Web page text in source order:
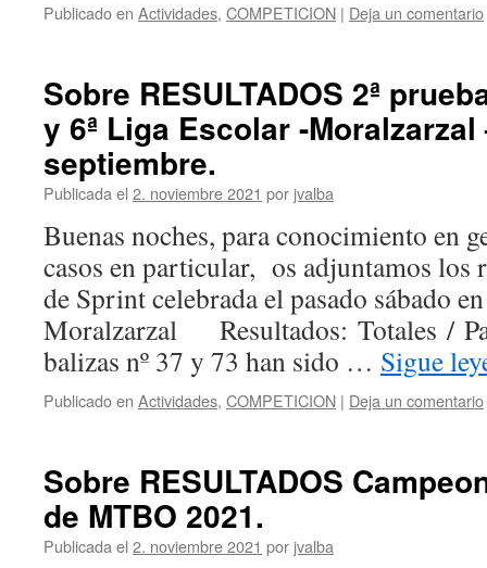
Publicado en Actividades, COMPETICION | Deja un comentario
Sobre RESULTADOS 2ª
y 6ª Liga Escolar -Moralzarzal
septiembre.
Publicada el 2. noviembre 2021 por jvalba
Buenas noches, para conocimiento en
casos en particular, os adjuntamos los
de Sprint celebrada el pasado sábado
Moralzarzal Resultados: Totales /
balizas nº 37 y 73 han sido … Sigue
Publicado en Actividades, COMPETICION | Deja un comentario
Sobre RESULTADOS
de MTBO 2021.
Publicada el 2. noviembre 2021 por jvalba